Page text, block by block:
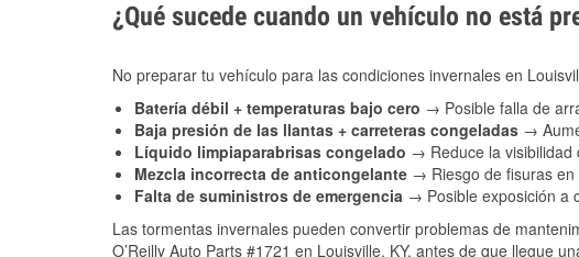
¿Qué sucede cuando un vehículo no está
No preparar tu vehículo para las condiciones invernales en
Batería débil + temperaturas bajo cero → Posible falla de
Baja presión de las llantas + carreteras congeladas →
Líquido limpiaparabrisas congelado → Reduce la visibilidad
Mezcla incorrecta de anticongelante → Riesgo de fisuras en
Falta de suministros de emergencia → Posible exposición a
Las tormentas invernales pueden convertir problemas de
O’Reilly Auto Parts #1721 en Louisville, KY, antes de que llegue